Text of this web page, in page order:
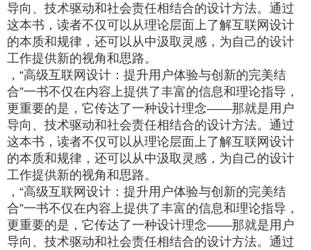
导向、技术驱动和社会责任相结合的设计方法。通过
这本书，读者不仅可以从理论层面上了解互联网设计
的本质和规律，还可以从中汲取灵感，为自己的设计
工作提供新的视角和思路。
，“高级互联网设计：提升用户体验与创新的完美结
合”一书不仅在内容上提供了丰富的信息和理论指导，
更重要的是，它传达了一种设计理念——那就是用户
导向、技术驱动和社会责任相结合的设计方法。通过
这本书，读者不仅可以从理论层面上了解互联网设计
的本质和规律，还可以从中汲取灵感，为自己的设计
工作提供新的视角和思路。
，“高级互联网设计：提升用户体验与创新的完美结
合”一书不仅在内容上提供了丰富的信息和理论指导，
更重要的是，它传达了一种设计理念——那就是用户
导向、技术驱动和社会责任相结合的设计方法。通过